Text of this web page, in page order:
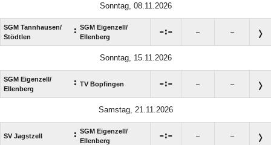
Sonntag, 08.11.2026
SGM Tannhausen/​
Stödtlen
: SGM Eigenzell/​
Ellenberg
: – –
Sonntag, 15.11.2026
SGM Eigenzell/​
Ellenberg
: TV Bopfingen : – –
Samstag, 21.11.2026
SV Jagstzell : SGM Eigenzell/​
Ellenberg
: – –